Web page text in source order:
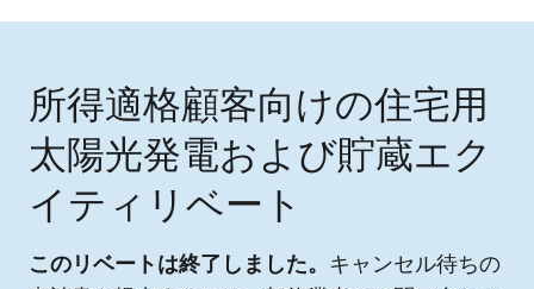
所得適格顧客向けの住宅用
太陽光発電および貯蔵エク
イティリベート
このリベートは終了しました。 キャンセル待ちの